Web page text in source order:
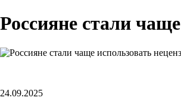
Россияне стали
24.09.2025